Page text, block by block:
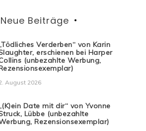
Neue Beiträge
Verderben“ von Karin
erschienen bei Harper
(unbezahlte Werbung,
August 2026
Date mit dir“ von Yvonne
Lübbe (unbezahlte
Rezensionsexemplar)